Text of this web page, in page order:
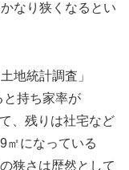
なり狭くなるとい
地統計調査」
と持ち家率が
、残りは社宅など
㎡になっている
狭さは歴然として